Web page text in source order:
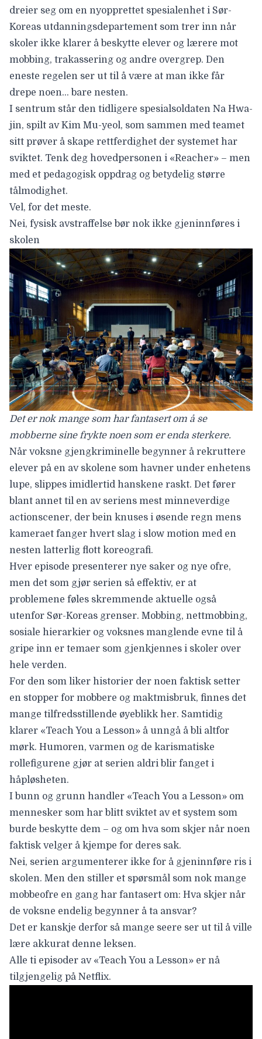
dreier seg om en nyopprettet spesialenhet i Sør-
Koreas utdanningsdepartement som trer inn når
skoler ikke klarer å beskytte elever og lærere mot
mobbing, trakassering og andre overgrep. Den
eneste regelen ser ut til å være at man ikke får
drepe noen… bare nesten.
I sentrum står den tidligere spesialsoldaten Na Hwa-
jin, spilt avKim Mu-yeol, som sammen med teamet
sitt prøver å skape rettferdighet der systemet har
sviktet. Tenk deg hovedpersonen i «Reacher» – men
med et pedagogisk oppdrag og betydelig større
tålmodighet.
Vel, for det meste.
Nei, fysisk avstraffelse bør nok ikke gjeninnføres i
skolen
Det er nok mange som har fantasert om å se
mobberne sine frykte noen som er enda sterkere.
Når voksne gjengkriminelle begynner å rekruttere
elever på en av skolene som havner under enhetens
lupe, slippes imidlertid hanskene raskt. Det fører
blant annet til en av seriens mest minneverdige
actionscener, der bein knuses i øsende regn mens
kameraet fanger hvert slag i slow motion med en
nesten latterlig flott koreografi.
Hver episode presenterer nye saker og nye ofre,
men det som gjør serien så effektiv, er at
problemene føles skremmende aktuelle også
utenfor Sør-Koreas grenser. Mobbing, nettmobbing,
sosiale hierarkier og voksnes manglende evne til å
gripe inn er temaer som gjenkjennes i skoler over
hele verden.
For den som liker historier der noen faktisk setter
en stopper for mobbere og maktmisbruk, finnes det
mange tilfredsstillende øyeblikk her. Samtidig
klarer «Teach You a Lesson» å unngå å bli altfor
mørk. Humoren, varmen og de karismatiske
rollefigurene gjør at serien aldri blir fanget i
håpløsheten.
I bunn og grunn handler «Teach You a Lesson» om
mennesker som har blitt sviktet av et system som
burde beskytte dem – og om hva som skjer når noen
faktisk velger å kjempe for deres sak.
Nei, serien argumenterer ikke for å gjeninnføre ris i
skolen. Men den stiller et spørsmål som nok mange
mobbeofre en gang har fantasert om: Hva skjer når
de voksne endelig begynner å ta ansvar?
Det er kanskje derfor så mange seere ser ut til å ville
lære akkurat denne leksen.
Alle ti episoder av «Teach You a Lesson» er nå
tilgjengelig på Netflix.